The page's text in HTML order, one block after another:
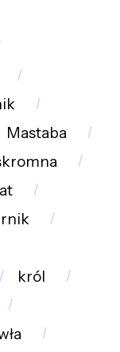
Mastaba
król